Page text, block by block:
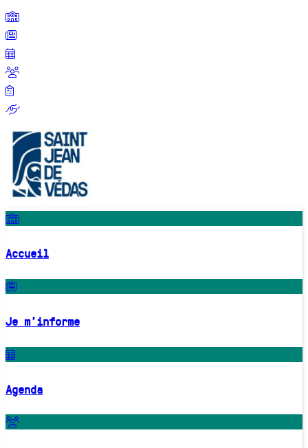
Accueil
Je m'informe
Agenda